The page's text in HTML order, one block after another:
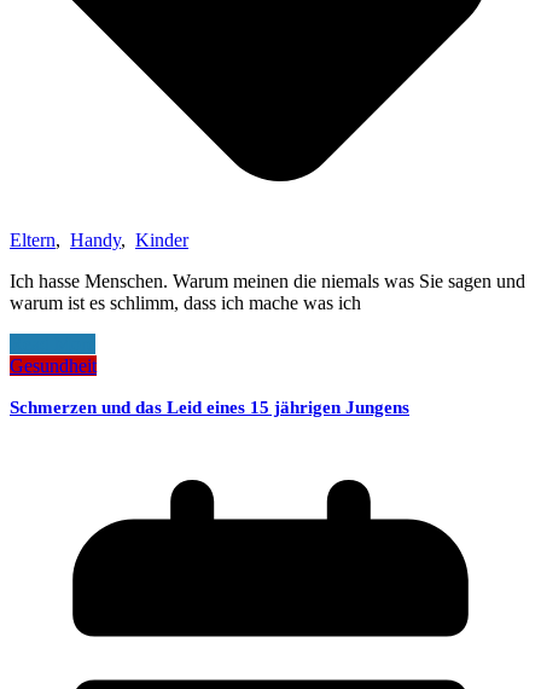
Eltern, Handy, Kinder
Ich hasse Menschen. Warum meinen die niemals was Sie sagen und
warum ist es schlimm, dass ich mache was ich
Gesundheit
Schmerzen und das Leid eines 15 jährigen Jungens